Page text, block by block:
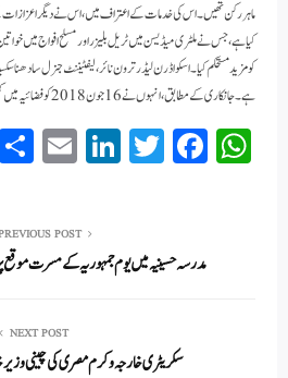
ماہر رکن تھیں۔ اس کی خدمات کے اعتراف میں، اس نے دیگر
کیا ہے، جس نے ملٹری میڈیسن میں ٹریل بلیزر اور مسلح افواج میں
کو مزید مستحکم کیا۔اسکواڈرن لیڈر ترون نائر، لیفٹیننٹ جنرل سادھنا
ہے۔ جانکاری کے مطابق، انہوں نے 16 جون 2018 کو فضائیہ میں کمیشن حاصل کیا تھا۔
W
ha
A
pp
Fa
ce
ok
T
wi
r
Li
nk
In
E
m
POST
مدرسہ حسینیہ میں یوم جمہوریہ کے مسرت موقع
NEXT POST
سکریٹری خارجہ وکرم مصری کی چینی